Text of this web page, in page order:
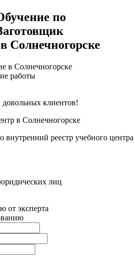
по
Солнечногорске
в Солнечногорске
работы
клиентов!
в Солнечногорске
внутренний реестр учебного центра
лиц
от эксперта